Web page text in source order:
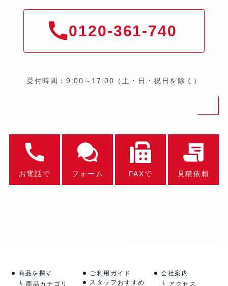
0120-361-740
受付時間：9:00～17:00（土・日・祝日を除く）
お電話で フォーム FAXで 見積依頼
商品を探す
商品カテゴリ
ご利用ガイド
スタッフおすすめ
会社案内
アクセス